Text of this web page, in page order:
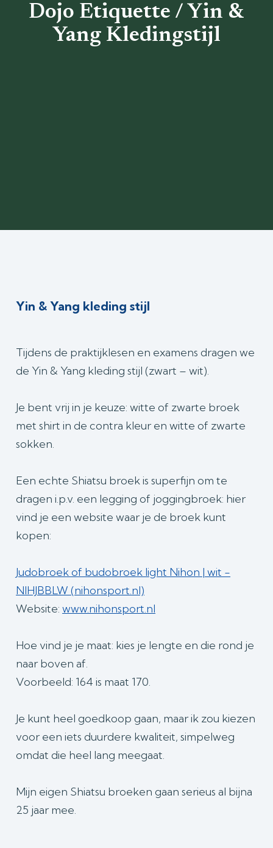
Dojo Etiquette / Yin &
Yang Kledingstijl
Yin & Yang kleding stijl
Tijdens de praktijklesen en examens dragen we
de Yin & Yang kleding stijl (zwart – wit).
Je bent vrij in je keuze: witte of zwarte broek
met shirt in de contra kleur en witte of zwarte
sokken.
Een echte Shiatsu broek is superfijn om te
dragen i.p.v. een legging of joggingbroek: hier
vind je een website waar je de broek kunt
kopen:
Judobroek of budobroek light Nihon | wit -
NIHJBBLW (nihonsport.nl)
Website:www.nihonsport.nl
Hoe vind je je maat: kies je lengte en die rond je
naar boven af.
Voorbeeld: 164 is maat 170.
Je kunt heel goedkoop gaan, maar ik zou kiezen
voor een iets duurdere kwaliteit, simpelweg
omdat die heel lang meegaat.
Mijn eigen Shiatsu broeken gaan serieus al bijna
25 jaar mee.